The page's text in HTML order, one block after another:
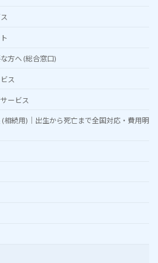
方へ (総合窓口)
ス
ービス
相続用)｜出生から死亡まで全国対応・費用明